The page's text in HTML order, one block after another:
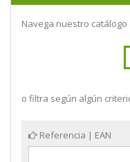
Navega nuestro
o filtra según algún
Referencia | EAN